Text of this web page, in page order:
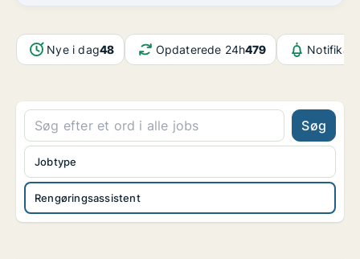
Nye i dag48 Opdaterede 24h479
Søg
Rengøringsassistent
Jobtype